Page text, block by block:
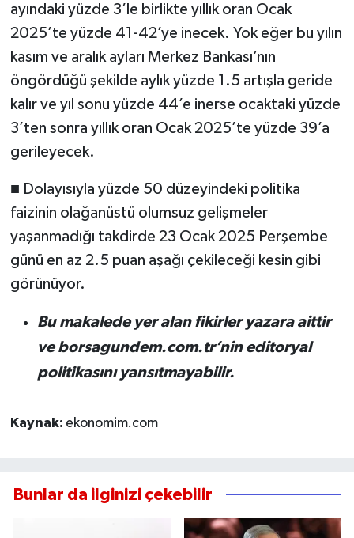
ayındaki yüzde 3’le birlikte yıllık oran Ocak
2025’te yüzde 41-42’ye inecek. Yok eğer bu yılın
kasım ve aralık ayları Merkez Bankası’nın
öngördüğü şekilde aylık yüzde 1.5 artışla geride
kalır ve yıl sonu yüzde 44’e inerse ocaktaki yüzde
3’ten sonra yıllık oran Ocak 2025’te yüzde 39’a
gerileyecek.
■ Dolayısıyla yüzde 50 düzeyindeki politika
faizinin olağanüstü olumsuz gelişmeler
yaşanmadığı takdirde 23 Ocak 2025 Perşembe
günü en az 2.5 puan aşağı çekileceği kesin gibi
görünüyor.
Bu makalede yer alan fikirler yazara aittir
ve borsagundem.com.tr’nin editoryal
politikasını yansıtmayabilir.
Kaynak: ekonomim.com
Bunlar da ilginizi çekebilir